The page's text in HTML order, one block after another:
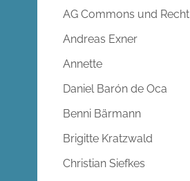
AG Commons und Recht
Andreas Exner
Annette
Daniel Barón de Oca
Benni Bärmann
Brigitte Kratzwald
Christian Siefkes